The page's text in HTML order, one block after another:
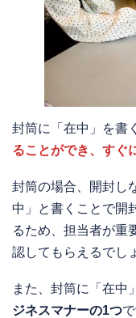
封筒に「在中」を書
ることができ、すぐ
封筒の場合、開封し
中」と書くことで開
るため、担当者が重
認してもらえるでし
また、封筒に「在中
ジネスマナーの1つ